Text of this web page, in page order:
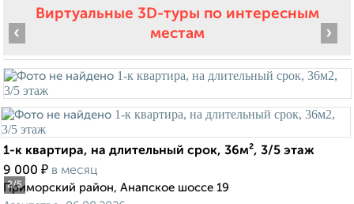
Виртуальные 3D-туры по интересным
местам
2/5
‹ ›
1-к квартира, на длительный срок, 36м², 3/5 этаж
9 000 ₽ в месяц
Приморский район, Анапское шоссе 19